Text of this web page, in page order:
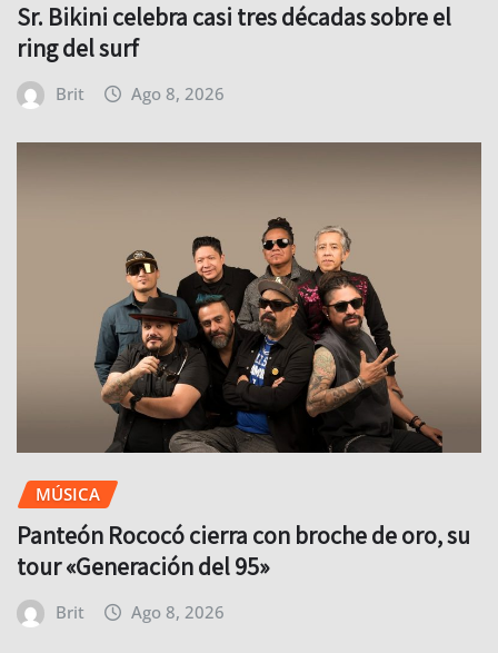
Sr. Bikini celebra casi tres décadas sobre el
ring del surf
Brit Ago 8, 2026
MÚSICA
Panteón Rococó cierra con broche de oro, su
tour «Generación del 95»
Brit Ago 8, 2026